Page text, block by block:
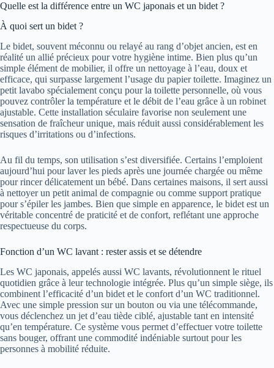
Quelle est la différence entre un WC japonais et un bidet ?
À quoi sert un bidet ?
Le bidet, souvent méconnu ou relayé au rang d’objet ancien, est en
réalité un allié précieux pour votre hygiène intime. Bien plus qu’un
simple élément de mobilier, il offre un nettoyage à l’eau, doux et
efficace, qui surpasse largement l’usage du papier toilette. Imaginez un
petit lavabo spécialement conçu pour la toilette personnelle, où vous
pouvez contrôler la température et le débit de l’eau grâce à un robinet
ajustable. Cette installation séculaire favorise non seulement une
sensation de fraîcheur unique, mais réduit aussi considérablement les
risques d’irritations ou d’infections.
Au fil du temps, son utilisation s’est diversifiée. Certains l’emploient
aujourd’hui pour laver les pieds après une journée chargée ou même
pour rincer délicatement un bébé. Dans certaines maisons, il sert aussi
à nettoyer un petit animal de compagnie ou comme support pratique
pour s’épiler les jambes. Bien que simple en apparence, le bidet est un
véritable concentré de praticité et de confort, reflétant une approche
respectueuse du corps.
Fonction d’un WC lavant : rester assis et se détendre
Les WC japonais, appelés aussi WC lavants, révolutionnent le rituel
quotidien grâce à leur technologie intégrée. Plus qu’un simple siège, ils
combinent l’efficacité d’un bidet et le confort d’un WC traditionnel.
Avec une simple pression sur un bouton ou via une télécommande,
vous déclenchez un jet d’eau tiède ciblé, ajustable tant en intensité
qu’en température. Ce système vous permet d’effectuer votre toilette
sans bouger, offrant une commodité indéniable surtout pour les
personnes à mobilité réduite.